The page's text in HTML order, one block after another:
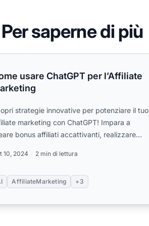
Per saperne di più
ChatGPT per l’Affiliate Marketing
usare ChatGPT per l’Affiliate
strategie innovative per potenziare il tuo
marketing con ChatGPT! Impara a
bonus affiliati accattivanti, realizzare
10, 2024 2 min di lettura
AffiliateMarketing +3